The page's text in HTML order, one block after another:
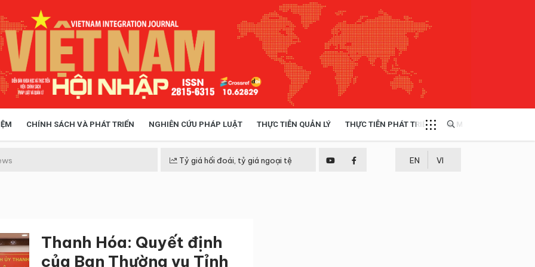
CHÍNH SÁCH VÀ PHÁT TRIỂN NGHIÊN CỨU PHÁP LUẬT THỰC TIỄN QUẢN LÝ THỰC TIỄN PHÁT TRIỂN MULTIMEDIA
Tỷ giá hối đoái, tỷ giá ngoại tệ EN VI
Thanh Hóa: Quyết định
của Ban Thường vụ Tỉnh